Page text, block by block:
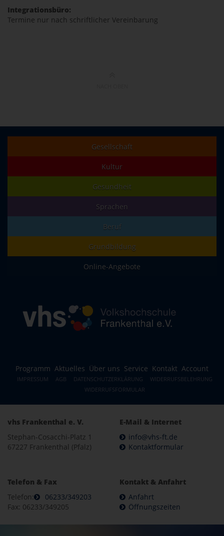
Integrationsbüro:
Termine nur nach schriftlicher Vereinbarung
Gesellschaft
Kultur
Gesundheit
Sprachen
Beruf
Grundbildung
Online-Angebote
Programm Aktuelles Über uns Service Kontakt Account
IMPRESSUM AGB DATENSCHUTZERKLÄRUNG
WIDERRUFSBELEHRUNG
WIDERRUFSFORMULAR
vhs Frankenthal e. V.
Stephan-Cosacchi-Platz 1
67227 Frankenthal (Pfalz)
E-Mail & Internet
info@vhs-ft.de
Kontaktformular
Telefon & Fax
Telefon:
06233/349203
Fax: 06233/349205
Kontakt & Anfahrt
Anfahrt
Öffnungszeiten